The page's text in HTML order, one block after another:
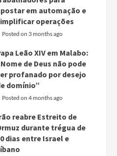
em automação e
operações
Posted on 3 months ago
Leão XIV em Malabo:
de Deus não pode
profanado por desejo
domínio”
Posted on 4 months ago
reabre Estreito de
durante trégua de
dias entre Israel e